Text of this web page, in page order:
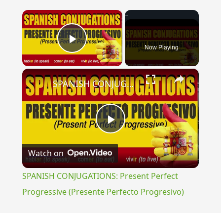
×
Play Video Now Playing
×
Play
Video
SPANISH CONJUGATIONS: Present Perfect Progressive (Presente Perfecto Progresivo)
Watch on
SPANISH CONJUGATIONS: Present Perfect
Progressive (Presente Perfecto Progresivo)